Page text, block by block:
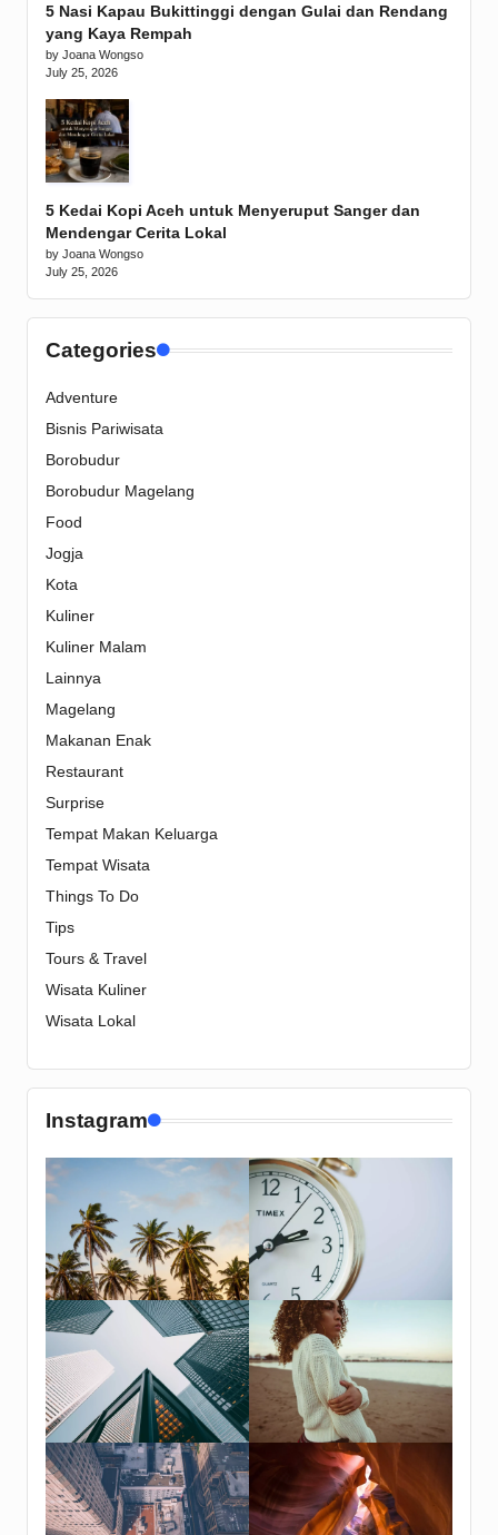
5 Nasi Kapau Bukittinggi dengan Gulai dan Rendang
yang Kaya Rempah
by Joana Wongso
July 25, 2026
5 Kedai Kopi Aceh untuk Menyeruput Sanger dan
Mendengar Cerita Lokal
by Joana Wongso
July 25, 2026
Categories
Adventure
Bisnis Pariwisata
Borobudur
Borobudur Magelang
Food
Jogja
Kota
Kuliner
Kuliner Malam
Lainnya
Magelang
Makanan Enak
Restaurant
Surprise
Tempat Makan Keluarga
Tempat Wisata
Things To Do
Tips
Tours & Travel
Wisata Kuliner
Wisata Lokal
Instagram